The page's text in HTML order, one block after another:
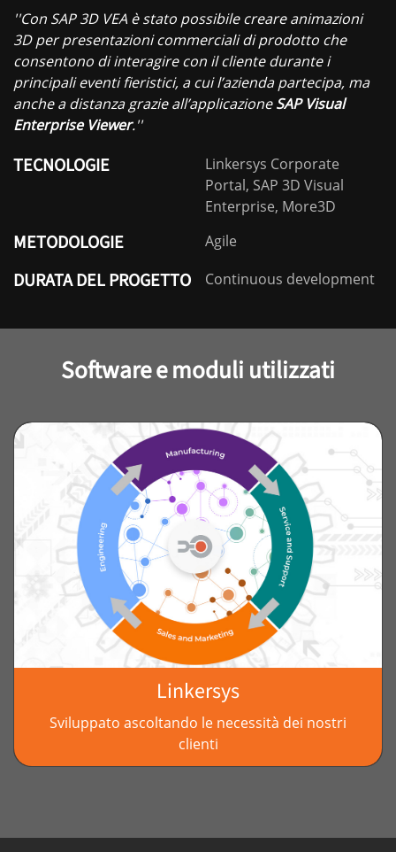
''Con SAP 3D VEA è stato possibile creare animazioni
3D per presentazioni commerciali di prodotto che
consentono di interagire con il cliente durante i
principali eventi fieristici, a cui l’azienda partecipa, ma
anche a distanza grazie all’applicazioneSAP Visual
Enterprise Viewer.''
TECNOLOGIE
Linkersys Corporate
Portal, SAP 3D Visual
Enterprise, More3D
METODOLOGIE Agile
DURATA DEL PROGETTO Continuous development
Software e moduli utilizzati
Linkersys
Sviluppato ascoltando le necessità dei nostri
clienti